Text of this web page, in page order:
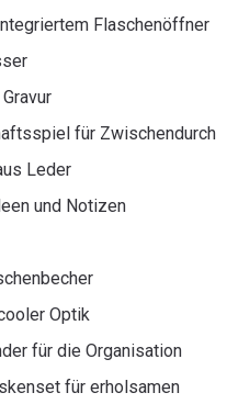
Flaschenöffner
für Zwischendurch
Leder
und Notizen
Optik
für die Organisation
für erholsamen